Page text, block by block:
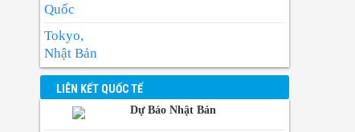
Quốc
Tokyo,
Nhật Bản
BangKok,
Thái Lan
Manila,
LIÊN KẾT QUỐC TẾ
Dự Báo Nhật Bản